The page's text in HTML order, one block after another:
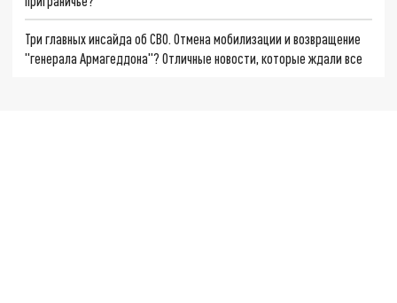
Три главных инсайда об СВО. Отмена мобилизации и возвращение
"генерала Армагеддона"? Отличные новости, которые ждали все